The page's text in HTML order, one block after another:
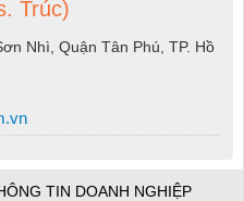
Trúc)
Nhì, Quận Tân Phú, TP. Hồ
TIN DOANH NGHIỆP